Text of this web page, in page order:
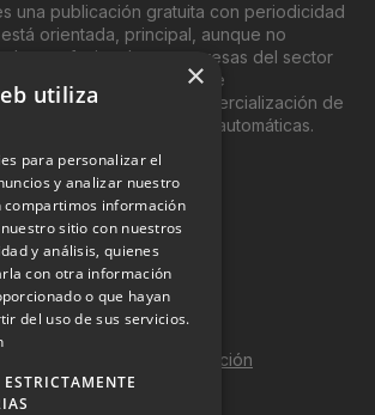
una publicación gratuita con periodicidad
orientada, principal, aunque no
los profesionales y empresas del sector
con el que se conoce
profesionales a la comercialización de
a través de máquinas automáticas.
LEGAL
y seguridad de la información
×
utiliza
para personalizar el
y analizar nuestro
compartimos información
sitio con nuestros
y análisis, quienes
con otra información
o que hayan
del uso de sus servicios.